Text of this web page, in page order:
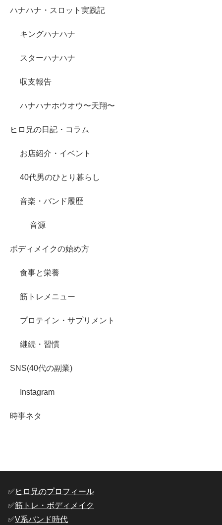
ハナハナ・スロット実践記
キングハナハナ
スターハナハナ
収支報告
ハナハナホウオウ〜天翔〜
ヒロ兄の日記・コラム
お店紹介・イベント
40代男のひとり暮らし
音楽・バンド履歴
音源
ボディメイクの始め方
食事と栄養
筋トレメニュー
プロテイン・サプリメント
継続・習慣
SNS(40代の副業)
Instagram
時事ネタ
✅️ ヒロ兄のプロフィール
✅️筋トレ・ボディメイク
✅️V系バンド時代